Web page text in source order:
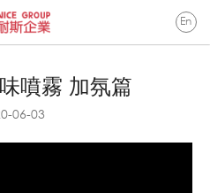
En
噴霧 加氛篇
06-03